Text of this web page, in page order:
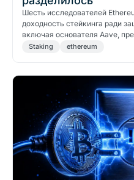
Шесть исследователей
доходность стейкинга ради
включая основателя Aave,
Staking ethereum